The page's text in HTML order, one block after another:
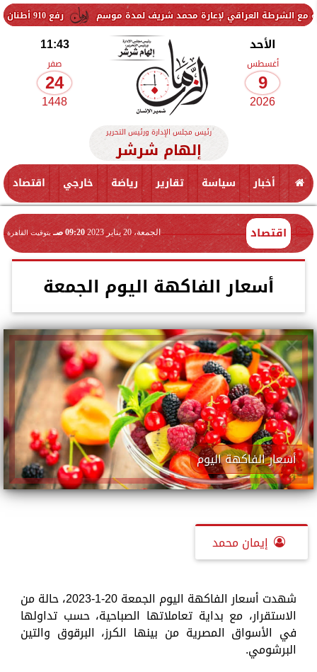
رفع 910 أطنان من بؤر المخلفات والتراكمات في يوم واحد بمراكز ومدن وأحياء الغربية لإعارة محمد شريف لمدة موسم
الأحد
أغسطس
9
2026
11:43
صفر
24
1448
رئيس مجلس الإدارة ورئيس التحرير
إلهام شرشر
أخبار سياسة تقارير رياضة خارجي اقتصاد
اقتصاد الجمعة، 20 يناير 2023 09:20 صـ بتوقيت القاهرة
أسعار الفاكهة اليوم الجمعة
أسعار الفاكهة اليوم
إيمان محمد
شهدت أسعار الفاكهة اليوم الجمعة 20-1-2023، حالة من
الاستقرار، مع بداية تعاملاتها الصباحية، حسب تداولها
في الأسواق المصرية من بينها الكرز، البرقوق والتين
البرشومي.